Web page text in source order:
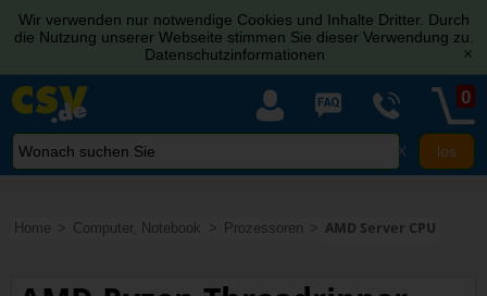
Wir verwenden nur notwendige Cookies und Inhalte Dritter. Durch
die Nutzung unserer Webseite stimmen Sie dieser Verwendung zu.
Datenschutzinformationen
[x]
X
0
Home Computer, Notebook Prozessoren AMD Server CPU